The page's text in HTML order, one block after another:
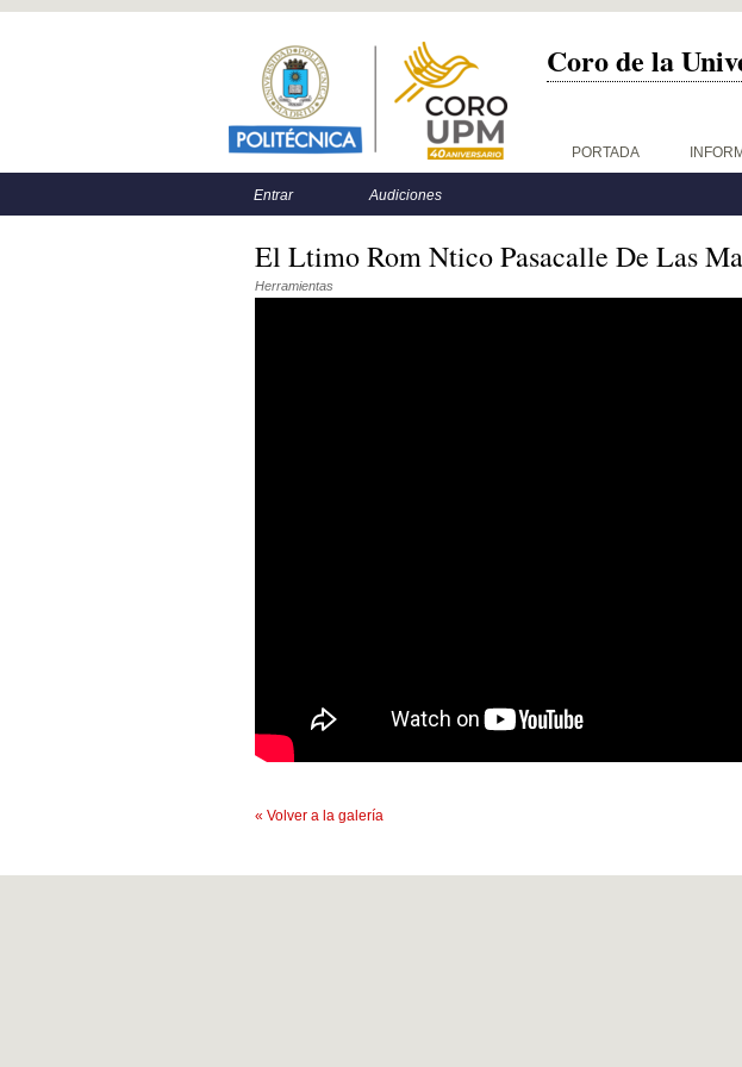
Coro de la
PORTADA
Entrar Audiciones
El Ltimo Rom Ntico Pasacalle De Las
Herramientas
« Volver a la galería